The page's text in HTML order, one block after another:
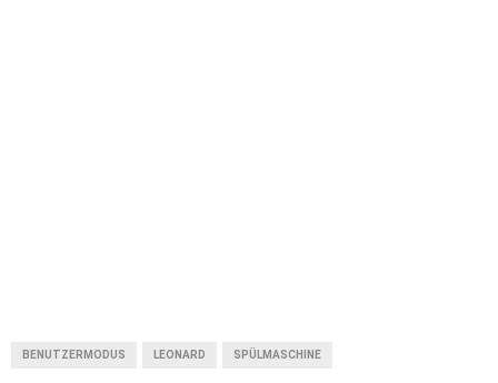
BENUTZERMODUS LEONARD SPÜLMASCHINE